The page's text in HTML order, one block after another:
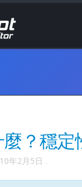
？穩定
年2月5日 .